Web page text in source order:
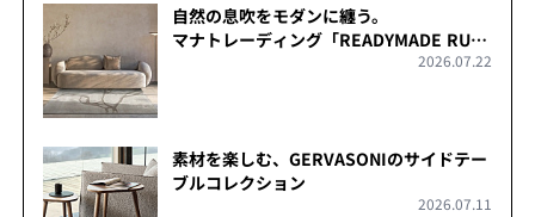
自然の息吹をモダンに纏う。
マナトレーディング「READYMADE RUG
2026.07.22
素材を楽しむ、GERVASONIのサイドテー
ブルコレクション
2026.07.11